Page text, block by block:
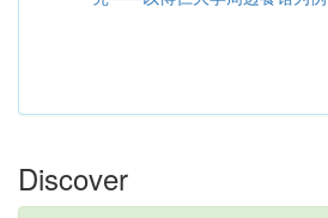
Discover